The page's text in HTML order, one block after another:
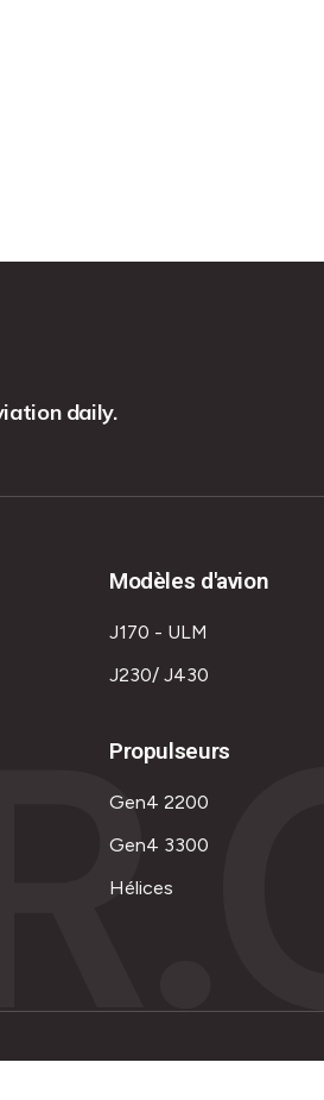
daily.
Modèles d'avion
J170 - ULM
J230/ J430
Propulseurs
Gen4 2200
Gen4 3300
Hélices